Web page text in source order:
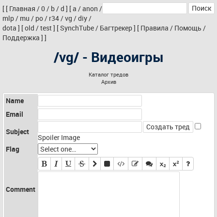
[ [ Главная /0 / b/d ] [a /anon /
mlp/ mu / po/ r34/vg /diy/
dota ] [old /test] [SynchTube/ Багтрекер] [ Правила / Помощь /
Поддержка ] ]
/vg/ - Видеоигры
Каталог тредов
Архив
Name
Email
Subject
Spoiler Image
Flag
Comment